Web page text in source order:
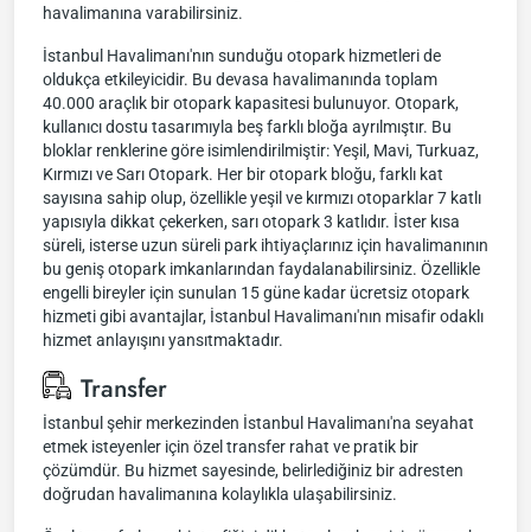
havalimanına varabilirsiniz.
İstanbul Havalimanı'nın sunduğu otopark hizmetleri de
oldukça etkileyicidir. Bu devasa havalimanında toplam
40.000 araçlık bir otopark kapasitesi bulunuyor. Otopark,
kullanıcı dostu tasarımıyla beş farklı bloğa ayrılmıştır. Bu
bloklar renklerine göre isimlendirilmiştir: Yeşil, Mavi, Turkuaz,
Kırmızı ve Sarı Otopark. Her bir otopark bloğu, farklı kat
sayısına sahip olup, özellikle yeşil ve kırmızı otoparklar 7 katlı
yapısıyla dikkat çekerken, sarı otopark 3 katlıdır. İster kısa
süreli, isterse uzun süreli park ihtiyaçlarınız için havalimanının
bu geniş otopark imkanlarından faydalanabilirsiniz. Özellikle
engelli bireyler için sunulan 15 güne kadar ücretsiz otopark
hizmeti gibi avantajlar, İstanbul Havalimanı'nın misafir odaklı
hizmet anlayışını yansıtmaktadır.
Transfer
İstanbul şehir merkezinden İstanbul Havalimanı'na seyahat
etmek isteyenler için özel transfer rahat ve pratik bir
çözümdür. Bu hizmet sayesinde, belirlediğiniz bir adresten
doğrudan havalimanına kolaylıkla ulaşabilirsiniz.